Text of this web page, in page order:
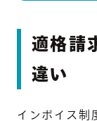
適格請
違い
インボイス制